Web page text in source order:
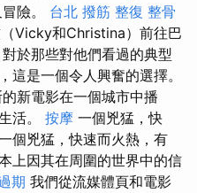
險。 台北 撥筋 整復 整骨
Vicky和Christina）前往巴
於那些對他們看過的典型
這是一個令人興奮的選擇。
新電影在一個城市中播
活。 按摩 一個兇猛，快
個兇猛，快速而火熱，有
上因其在周圍的世界中的信
期 我們從流媒體頁和電影